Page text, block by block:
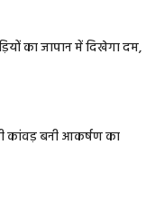
का जापान में दिखेगा दम,
कांवड़ बनी आकर्षण का